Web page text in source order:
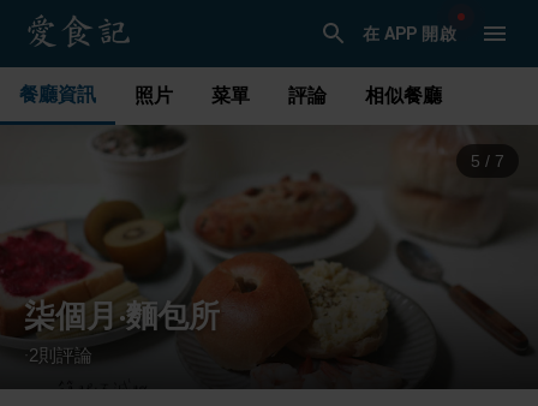
在 APP 開啟
餐廳資訊 照片 菜單 評論 相似餐廳
6 / 7
柒個月‧麵包所
·2 則評論